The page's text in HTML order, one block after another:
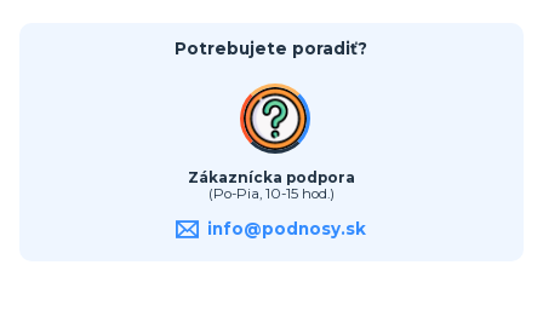
Potrebujete poradiť?
Zákaznícka podpora
(Po-Pia, 10-15 hod.)
info@podnosy.sk